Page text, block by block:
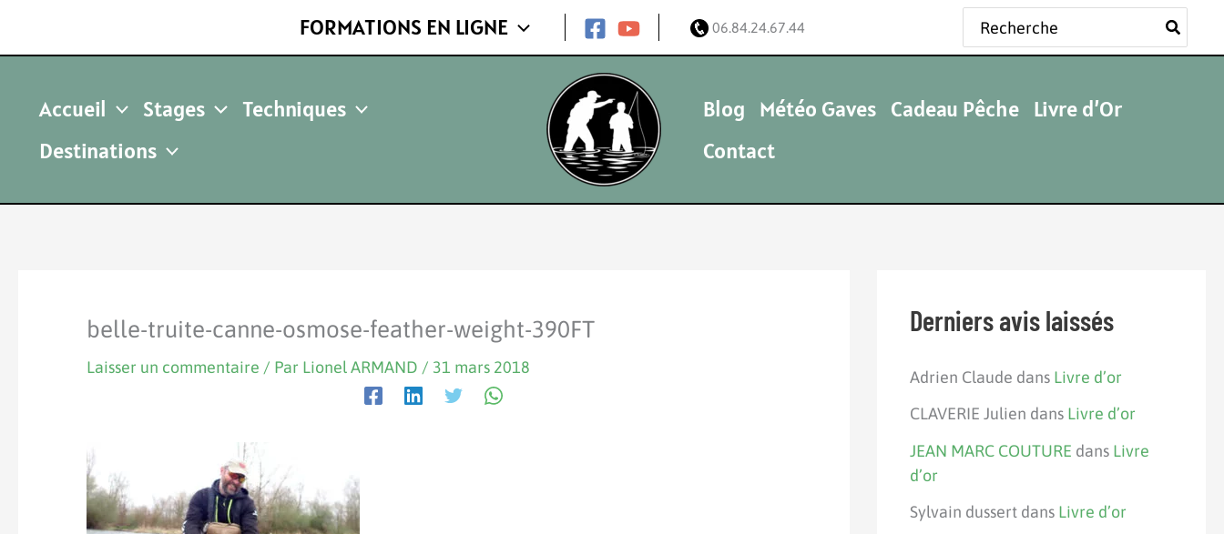
FORMATIONS EN LIGNE 06.84.24.67.44
Rechercher:
Accueil Stages
Techniques
Destinations
Blog Météo Gaves Cadeau Pêche Livre d’Or
Contact
belle-truite-canne-osmose-feather-weight-390FT
Laisser un commentaire / Par Lionel ARMAND / 31 mars 2018
Derniers avis laissés
Adrien Claude dans Livre d’or
CLAVERIE Julien dans Livre d’or
JEAN MARC COUTURE dans Livre
d’or
Sylvain dussertdans Livre d’or